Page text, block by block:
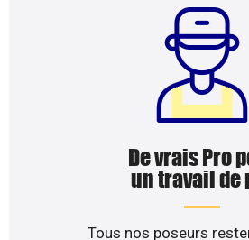
De vrais Pro
un travail de
Tous nos poseurs